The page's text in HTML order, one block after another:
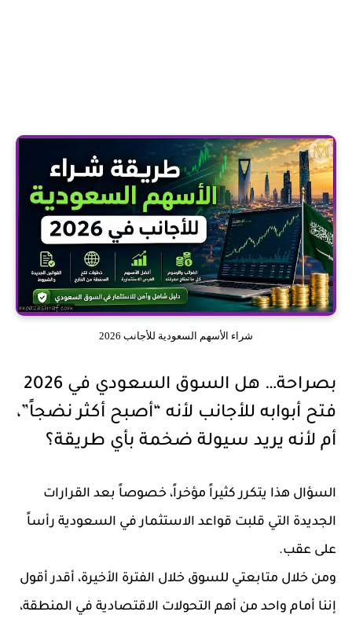
شراء الأسهم السعودية للأجانب 2026
بصراحة… هل السوق السعودي في 2026
فتح أبوابه للأجانب لأنه “أصبح أكثر نضجاً”،
أم لأنه يريد سيولة ضخمة بأي طريقة؟
السؤال هذا يتكرر كثيراً مؤخراً، خصوصاً بعد القرارات
الجديدة التي قلبت قواعد الاستثمار في السعودية رأساً
على عقب.
ومن خلال متابعتي للسوق خلال الفترة الأخيرة، أقدر أقول
إننا أمام واحد من أهم التحولات الاقتصادية في المنطقة،